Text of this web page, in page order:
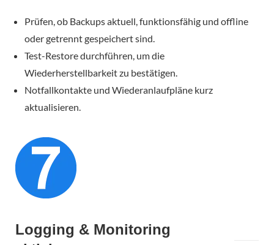
Prüfen, ob Backups aktuell, funktionsfähig und offline
oder getrennt gespeichert sind.
Test-Restore durchführen, um die
Wiederherstellbarkeit zu bestätigen.
Notfallkontakte und Wiederanlaufpläne kurz
aktualisieren.
Logging & Monitoring